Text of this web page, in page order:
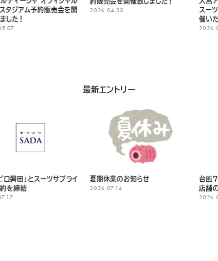
2026.04.30
スーツスタジアム予約販売会を開
最新エントリー
夏期休業のお知らせ
2026.07.14
台風7号/台風8号の影響による
店舗の営業について